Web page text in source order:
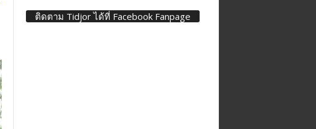
ติดตาม Tidjor ได้ที่ Facebook Fanpage